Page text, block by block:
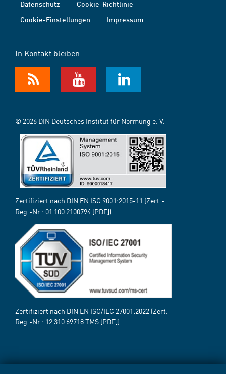
Datenschutz
Cookie-Richtlinie
Cookie-Einstellungen
Impressum
In Kontakt bleiben
© 2026 DIN Deutsches Institut für Normung e. V.
Zertifiziert nach DIN EN ISO 9001:2015-11 (Zert.-
Reg.-Nr.: 01 100 2100794 [PDF])
Zertifiziert nach DIN EN ISO/IEC 27001:2022 (Zert.-
Reg.-Nr.: 12 310 69718 TMS [PDF])